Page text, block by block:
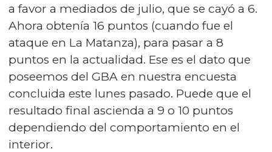
a favor a mediados de julio, que se cayó a 6.
Ahora obtenía 16 puntos (cuando fue el
ataque en La Matanza), para pasar a 8
puntos en la actualidad. Ese es el dato que
poseemos del GBA en nuestra encuesta
concluida este lunes pasado. Puede que el
resultado final ascienda a 9 o 10 puntos
dependiendo del comportamiento en el
interior.